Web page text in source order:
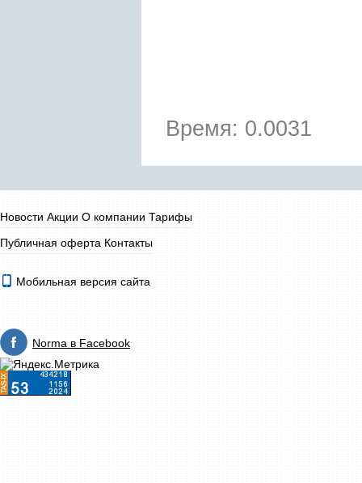
Время: 0.0031
Новости Акции О компании Тарифы
Публичная оферта Контакты
Мобильная версия сайта
Norma в Facebook